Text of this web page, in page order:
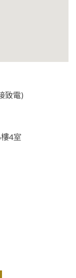
致電)
4室